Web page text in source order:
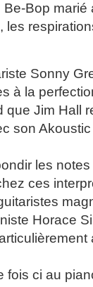
Bop marié
les
Sonny
à la
que Jim Hall
son
les
ces
Horace
fois ci au